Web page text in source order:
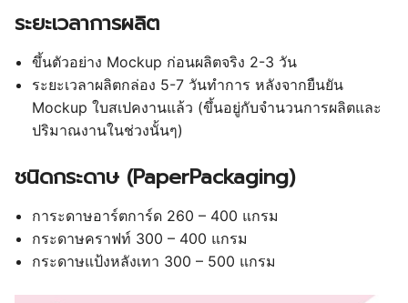
ระยะเวลาการผลิต
ขึ้นตัวอย่าง Mockup ก่อนผลิตจริง 2-3 วัน
ระยะเวลาผลิตกล่อง 5-7 วันทำการ หลังจากยืนยัน
Mockup ใบสเปคงานแล้ว (ขึ้นอยู่กับจำนวนการผลิตและ
ปริมาณงานในช่วงนั้นๆ)
ชนิดกระดาษ (PaperPackaging)
การะดาษอาร์ตการ์ด 260 – 400 แกรม
กระดาษคราฟท์ 300 – 400 แกรม
กระดาษแป้งหลังเทา 300 – 500 แกรม